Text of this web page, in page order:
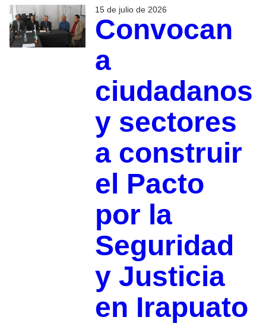
15 de julio de 2026
Convocan
a
ciudadanos
y sectores
a construir
el Pacto
por la
Seguridad
y Justicia
en Irapuato